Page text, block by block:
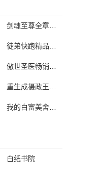
剑魂至尊全章节阅读
徒弟快跑精品在线阅读
傲世圣医畅销免费阅读
重生成摄政王的炮灰医妃热门
我的白富美舍友免费阅读
白纸书院